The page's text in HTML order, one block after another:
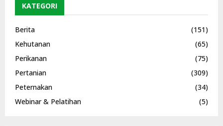
KATEGORI
Berita
(151)
Kehutanan
(65)
Perikanan
(75)
Pertanian
(309)
Peternakan
(34)
Webinar & Pelatihan
(5)